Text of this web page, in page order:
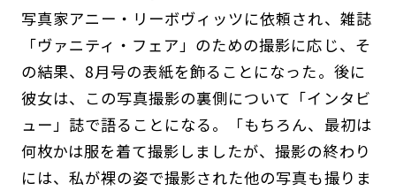
写真家アニー・リーボヴィッツに依頼され、雑誌
「ヴァニティ・フェア」のための撮影に応じ、そ
の結果、8月号の表紙を飾ることになった。後に
彼女は、この写真撮影の裏側について「インタビ
ュー」誌で語ることになる。「もちろん、最初は
何枚かは服を着て撮影しましたが、撮影の終わり
には、私が裸の姿で撮影された他の写真も撮りま